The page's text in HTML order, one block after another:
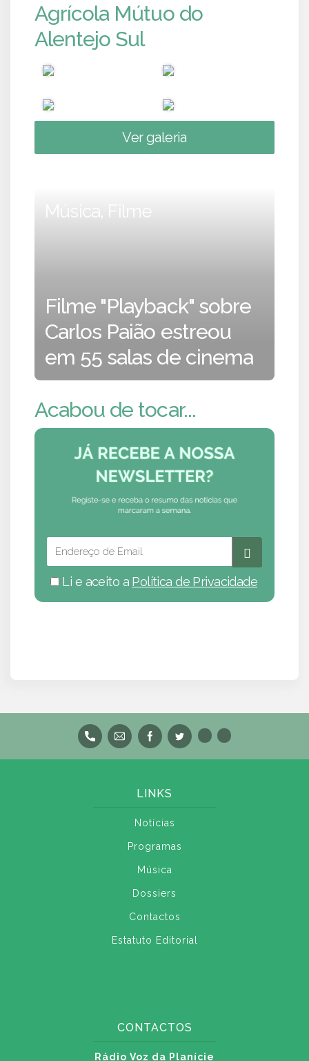
Agrícola Mútuo do
Alentejo Sul
Ver galeria
Música, Filme
Filme "Playback" sobre
Carlos Paião estreou
em 55 salas de cinema
Acabou de tocar...
Li e aceito a Política de Privacidade
LINKS
Notícias
Programas
Música
Dossiers
Contactos
Estatuto Editorial
CONTACTOS
Rádio Voz da Planície